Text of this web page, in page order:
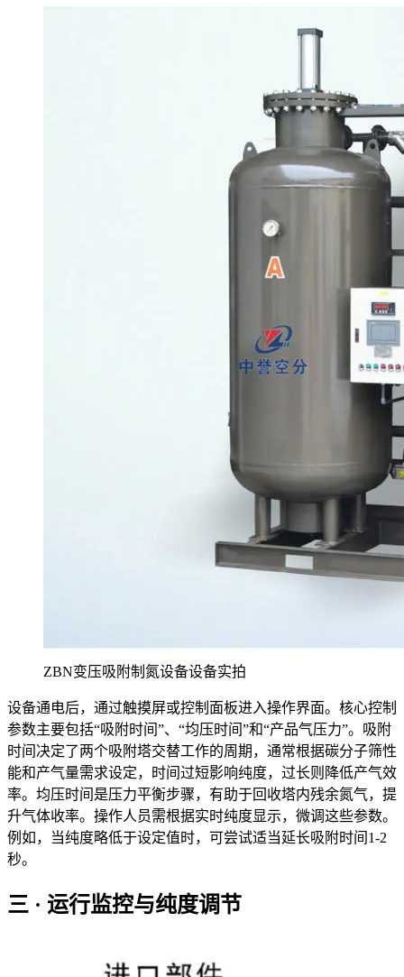
ZBN变压吸附制氮设备设备实拍
设备通电后，通过触摸屏或控制面板进入操作界面。核心控制
参数主要包括“吸附时间”、“均压时间”和“产品气压力”。吸附
时间决定了两个吸附塔交替工作的周期，通常根据碳分子筛性
能和产气量需求设定，时间过短影响纯度，过长则降低产气效
率。均压时间是压力平衡步骤，有助于回收塔内残余氮气，提
升气体收率。操作人员需根据实时纯度显示，微调这些参数。
例如，当纯度略低于设定值时，可尝试适当延长吸附时间1-2
秒。
三 · 运行监控与纯度调节